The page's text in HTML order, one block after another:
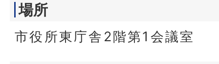
場所
市役所東庁舎2階第1会議室